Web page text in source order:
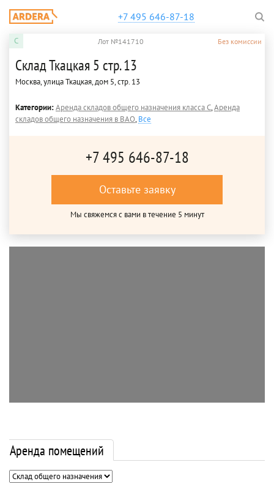
+7 495 646-87-18
C Лот №141710 Без комиссии
Склад Ткацкая 5 стр. 13
Москва, улица Ткацкая, дом 5, стр. 13
Категории:Аренда складов общего назначения класса C,Аренда
складов общего назначения в ВАО,Все
+7 495 646-87-18
Оставьте заявку
Мы свяжемся с вами в течение 5 минут
Аренда помещений